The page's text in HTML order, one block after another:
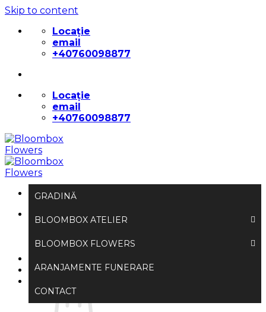
Skip to content
Locație
email
+40760098877
Locație
email
+40760098877
Caută după:
GRADINĂ
BLOOMBOX ATELIER
BLOOMBOX FLOWERS
ARANJAMENTE FUNERARE
CONTACT